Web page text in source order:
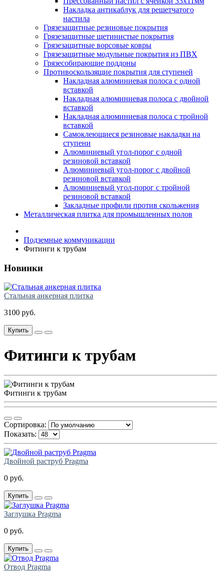
Накладка антикаблук для решетчатого
настила
Грязезащитные резиновые покрытия
Грязезащитные щетинистые покрытия
Грязезащитные ворсовые ковры
Грязезащитные модульные покрытия из ПВХ
Грязесобирающие поддоны
Противоскользящие покрытия для ступеней
Накладная алюминиевая полоса с одной
вставкой
Накладная алюминиевая полоса с двойной
вставкой
Накладная алюминиевая полоса с тройной
вставкой
Самоклеющиеся резиновые накладки на
ступени
Алюминиевый угол-порог с одной
резиновой вставкой
Алюминиевый угол-порог с двойной
резиновой вставкой
Алюминиевый угол-порог с тройной
резиновой вставкой
Закладные профили против скольжения
Металлическая плитка для промышленных полов
Подземные коммуникации
Фитинги к трубам
Новинки
Стальная анкерная плитка
3100 руб.
Купить
Фитинги к трубам
Фитинги к трубам
Сортировка:
Показать:
Двойной раструб Pragma
0 руб.
Купить
Заглушка Pragma
0 руб.
Купить
Отвод Pragma